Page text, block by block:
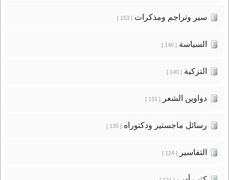
سير وتراجم ومذكرات[ 153 ]
السياسة[ 146 ]
التزكية[ 140 ]
دواوين الشعر[ 131 ]
رسائل ماجستير ودكتوراه[ 130 ]
التفاسير[ 124 ]